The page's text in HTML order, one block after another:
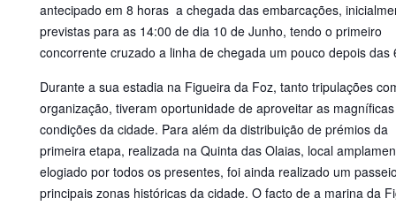
antecipado em 8 horas a chegada das embarcações,
previstas para as 14:00 de dia 10 de Junho, tendo o primeiro
concorrente cruzado a linha de chegada um pouco depois das
Durante a sua estadia na Figueira da Foz, tanto tripulações
organização, tiveram oportunidade de aproveitar as magníficas
condições da cidade. Para além da distribuição de prémios da
primeira etapa, realizada na Quinta das Olaias, local
elogiado por todos os presentes, foi ainda realizado um
principais zonas históricas da cidade. O facto de a marina da